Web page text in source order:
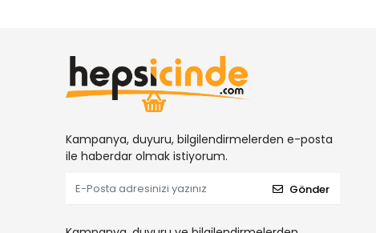
PR ENDÜSTRİYEL YAPIŞTIRICILAR
RT ANAEROBİKLER
MARKALAMA BOYALARI
LEHİM PASTALARI
ENDÜSTRİYEL YAPIŞTIRICILAR
Kampanya, duyuru, bilgilendirmelerden e-posta
ile haberdar olmak istiyorum.
Gönder